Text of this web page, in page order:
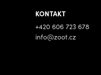
KONTAKT
+420 606 723 678
info@zoot.cz